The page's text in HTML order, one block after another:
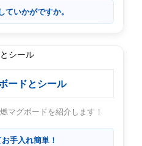
いかがですか。
ードとシール
マグボードを紹介します！
手入れ簡単！